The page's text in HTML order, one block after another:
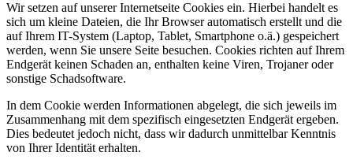
Wir setzen auf unserer Internetseite Cookies ein. Hierbei handelt es
sich um kleine Dateien, die Ihr Browser automatisch erstellt und die
auf Ihrem IT-System (Laptop, Tablet, Smartphone o.ä.) gespeichert
werden, wenn Sie unsere Seite besuchen. Cookies richten auf Ihrem
Endgerät keinen Schaden an, enthalten keine Viren, Trojaner oder
sonstige Schadsoftware.
In dem Cookie werden Informationen abgelegt, die sich jeweils im
Zusammenhang mit dem spezifisch eingesetzten Endgerät ergeben.
Dies bedeutet jedoch nicht, dass wir dadurch unmittelbar Kenntnis
von Ihrer Identität erhalten.